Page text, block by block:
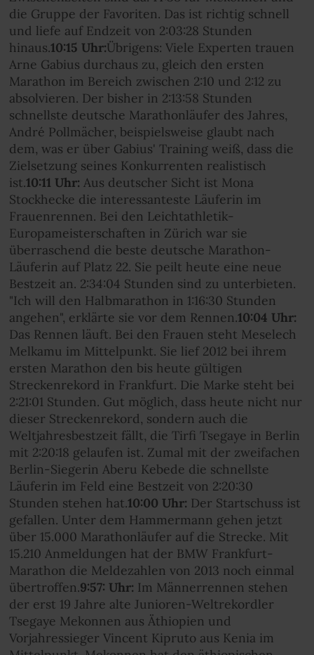
die Gruppe der Favoriten. Das ist richtig schnell
und liefe auf Endzeit von 2:03:28 Stunden
hinaus.10:15 Uhr:Übrigens: Viele Experten trauen
Arne Gabius durchaus zu, gleich den ersten
Marathon im Bereich zwischen 2:10 und 2:12 zu
absolvieren. Der bisher in 2:13:58 Stunden
schnellste deutsche Marathonläufer des Jahres,
André Pollmächer, beispielsweise glaubt nach
dem, was er über Gabius' Training weiß, dass die
Zielsetzung seines Konkurrenten realistisch
ist.10:11 Uhr: Aus deutscher Sicht ist Mona
Stockhecke die interessanteste Läuferin im
Frauenrennen. Bei den Leichtathletik-
Europameisterschaften in Zürich war sie
überraschend die beste deutsche Marathon-
Läuferin auf Platz 22. Sie peilt heute eine neue
Bestzeit an. 2:34:04 Stunden sind zu unterbieten.
"Ich will den Halbmarathon in 1:16:30 Stunden
angehen", erklärte sie vor dem Rennen.10:04 Uhr:
Das Rennen läuft. Bei den Frauen steht Meselech
Melkamu im Mittelpunkt. Sie lief 2012 bei ihrem
ersten Marathon den bis heute gültigen
Streckenrekord in Frankfurt. Die Marke steht bei
2:21:01 Stunden. Gut möglich, dass heute nicht nur
dieser Streckenrekord, sondern auch die
Weltjahresbestzeit fällt, die Tirfi Tsegaye in Berlin
mit 2:20:18 gelaufen ist. Zumal mit der zweifachen
Berlin-Siegerin Aberu Kebede die schnellste
Läuferin im Feld eine Bestzeit von 2:20:30
Stunden stehen hat.10:00 Uhr: Der Startschuss ist
gefallen. Unter dem Hammermann gehen jetzt
über 15.000 Marathonläufer auf die Strecke. Mit
15.210 Anmeldungen hat der BMW Frankfurt-
Marathon die Meldezahlen von 2013 noch einmal
übertroffen.9:57: Uhr: Im Männerrennen stehen
der erst 19 Jahre alte Junioren-Weltrekordler
Tsegaye Mekonnen aus Äthiopien und
Vorjahressieger Vincent Kipruto aus Kenia im